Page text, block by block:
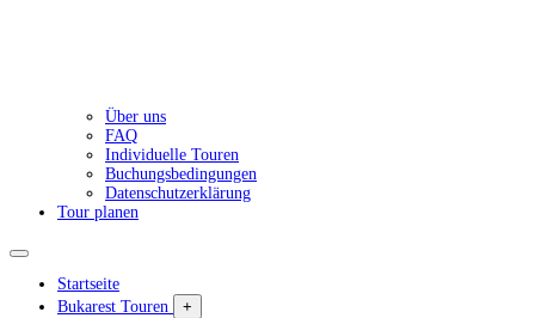
Über uns
FAQ
Individuelle Touren
Buchungsbedingungen
Datenschutzerklärung
Tour planen
Startseite
Bukarest Touren
+